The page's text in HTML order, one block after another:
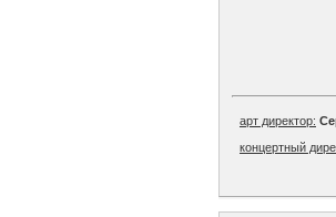
арт директор:
концертный